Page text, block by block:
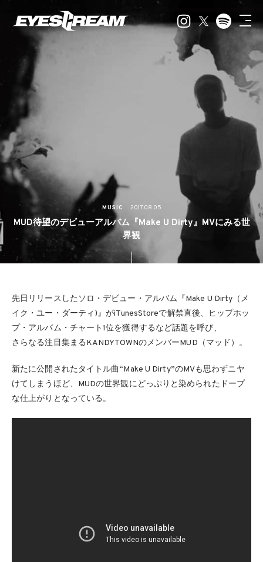
MUSIC 2017.08.05
MUD待望のデビューアルバム『Make U Dirty』MVにみる世
界観
先日リリースしたソロ・デビュー・アルバム『Make U Dirty（メ
イク・ユー・ダーティ)』がiTunesStoreで解禁直後、ヒップホッ
プ・アルバム・チャート1位を獲得するなど話題を呼び、
さらなる注目集まるKANDYTOWNのメンバーMUD（マッド）。
新たに公開されたタイトル曲“Make U Dirty”のMVも思わずニヤ
けてしまうほど、MUDの世界観にどっぷりと染められたドープ
な仕上がりとなっている。